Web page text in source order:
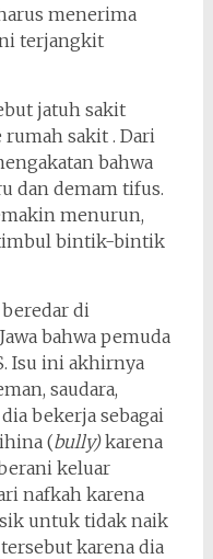
menerima
terjangkit
jatuh sakit
sakit . Dari
bahwa
dan demam tifus.
menurun,
bintik-bintik
di
bahwa pemuda
Isu ini akhirnya
saudara,
bekerja sebagai
(bully)karena
keluar
nafkah karena
untuk tidak naik
karena dia